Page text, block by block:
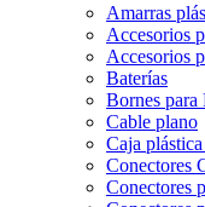
Amarras
Accesorios
Accesorios
Baterías
Bornes para
Cable plano
Caja
Conectores
Conectores